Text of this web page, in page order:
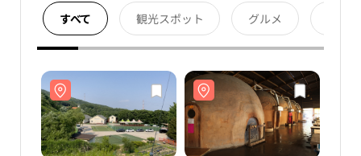
すべて 観光スポット グルメ